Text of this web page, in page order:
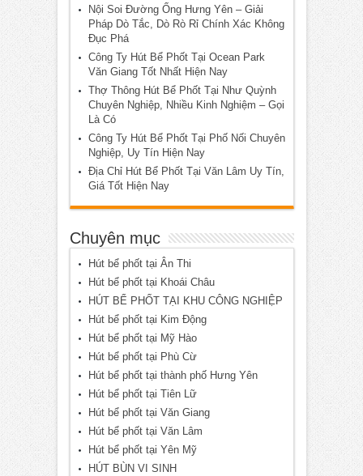
Nội Soi Đường Ống Hưng Yên – Giải
Pháp Dò Tắc, Dò Rò Rỉ Chính Xác Không
Đục Phá
Công Ty Hút Bể Phốt Tại Ocean Park
Văn Giang Tốt Nhất Hiện Nay
Thợ Thông Hút Bể Phốt Tại Như Quỳnh
Chuyên Nghiệp, Nhiều Kinh Nghiệm – Gọi
Là Có
Công Ty Hút Bể Phốt Tại Phố Nối Chuyên
Nghiệp, Uy Tín Hiện Nay
Địa Chỉ Hút Bể Phốt Tại Văn Lâm Uy Tín,
Giá Tốt Hiện Nay
Chuyên mục
Hút bể phốt tại Ân Thi
Hút bể phốt tại Khoái Châu
HÚT BỂ PHỐT TẠI KHU CÔNG NGHIỆP
Hút bể phốt tại Kim Động
Hút bể phốt tại Mỹ Hào
Hút bể phốt tại Phù Cừ
Hút bể phốt tại thành phố Hưng Yên
Hút bể phốt tại Tiên Lữ
Hút bể phốt tại Văn Giang
Hút bể phốt tại Văn Lâm
Hút bể phốt tại Yên Mỹ
HÚT BÙN VI SINH